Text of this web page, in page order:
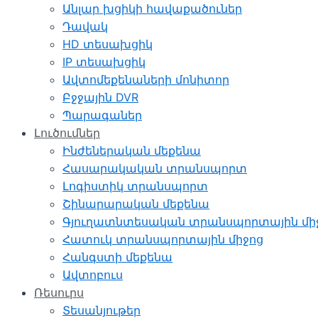
Անլար խցիկի հավաքածուներ
Դավակ
HD տեսախցիկ
IP տեսախցիկ
Ավտոմեքենաների մոնիտոր
Բջջային DVR
Պարագաներ
Լուծումներ
Ինժեներական մեքենա
Հասարակական տրանսպորտ
Լոգիստիկ տրանսպորտ
Շինարարական մեքենա
Գյուղատնտեսական տրանսպորտային
Հատուկ տրանսպորտային միջոց
Հանգստի մեքենա
Ավտոբուս
Ռեսուրս
Տեսանյութեր